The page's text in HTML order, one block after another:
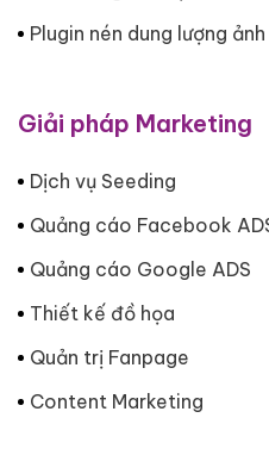
Plugin nén dung lượng
Giải pháp Marketing
Dịch vụ Seeding
Quảng cáo Facebook
Quảng cáo Google ADS
Thiết kế đồ họa
Quản trị Fanpage
Content Marketing